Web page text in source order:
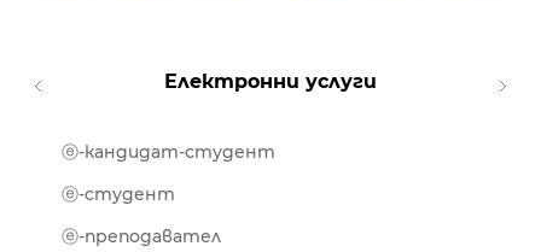
Електронни услуги
ⓔ-кандидат-студент
ⓔ-студент
ⓔ-преподавател